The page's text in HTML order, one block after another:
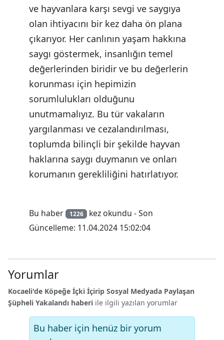
ve hayvanlara karşı sevgi ve saygıya
olan ihtiyacını bir kez daha ön plana
çıkarıyor. Her canlının yaşam hakkına
saygı göstermek, insanlığın temel
değerlerinden biridir ve bu değerlerin
korunması için hepimizin
sorumlulukları olduğunu
unutmamalıyız. Bu tür vakaların
yargılanması ve cezalandırılması,
toplumda bilinçli bir şekilde hayvan
haklarına saygı duymanın ve onları
korumanın gerekliliğini hatırlatıyor.
Bu haber 1226
kez okundu - Son
Güncelleme: 11.04.2024 15:02:04
Yorumlar
Kocaeli'de Köpeğe İçki İçirip Sosyal Medyada Paylaşan
Şüpheli Yakalandı haberi ile ilgili yazılan yorumlar
Bu haber için henüz bir yorum